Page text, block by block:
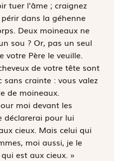
tuer l’âme ; craignez
dans la géhenne
Deux moineaux ne
sou ? Or, pas un seul
votre Père le veuille.
de votre tête sont
sans crainte : vous valez
de moineaux.
moi devant les
déclarerai pour lui
cieux. Mais celui qui
moi aussi, je le
est aux cieux. »